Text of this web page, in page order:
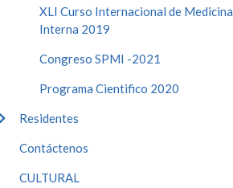
XLI Curso Internacional de Medicina
Interna 2019
Congreso SPMI -2021
Programa Cientifico 2020
Residentes
Contáctenos
CULTURAL